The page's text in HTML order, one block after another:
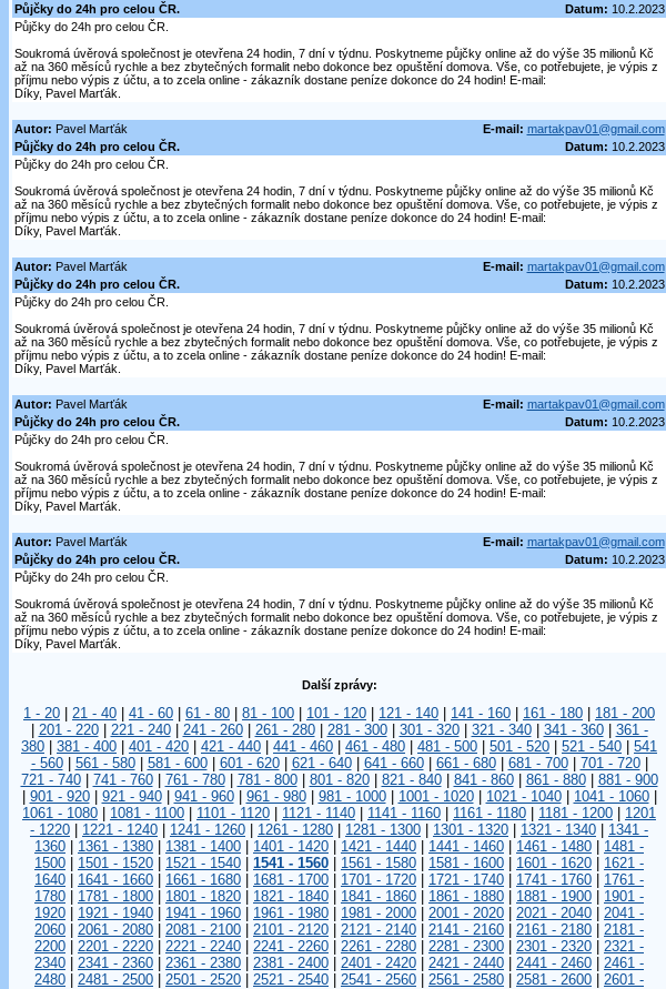
Půjčky do 24h pro celou ČR.
Datum: 10.2.2023
Půjčky do 24h pro celou ČR.
Soukromá úvěrová společnost je otevřena 24 hodin, 7 dní v týdnu. Poskytneme půjčky online až do výše 35 milionů Kč
až na 360 měsíců rychle a bez zbytečných formalit nebo dokonce bez opuštění domova. Vše, co potřebujete, je výpis z
příjmu nebo výpis z účtu, a to zcela online - zákazník dostane peníze dokonce do 24 hodin! E-mail:
Díky, Pavel Marťák.
Autor: Pavel Marťák E-mail: martakpav01@gmail.com
Půjčky do 24h pro celou ČR.
Datum: 10.2.2023
Půjčky do 24h pro celou ČR.
Soukromá úvěrová společnost je otevřena 24 hodin, 7 dní v týdnu. Poskytneme půjčky online až do výše 35 milionů Kč
až na 360 měsíců rychle a bez zbytečných formalit nebo dokonce bez opuštění domova. Vše, co potřebujete, je výpis z
příjmu nebo výpis z účtu, a to zcela online - zákazník dostane peníze dokonce do 24 hodin! E-mail:
Díky, Pavel Marťák.
Autor: Pavel Marťák E-mail: martakpav01@gmail.com
Půjčky do 24h pro celou ČR.
Datum: 10.2.2023
Půjčky do 24h pro celou ČR.
Soukromá úvěrová společnost je otevřena 24 hodin, 7 dní v týdnu. Poskytneme půjčky online až do výše 35 milionů Kč
až na 360 měsíců rychle a bez zbytečných formalit nebo dokonce bez opuštění domova. Vše, co potřebujete, je výpis z
příjmu nebo výpis z účtu, a to zcela online - zákazník dostane peníze dokonce do 24 hodin! E-mail:
Díky, Pavel Marťák.
Autor: Pavel Marťák E-mail: martakpav01@gmail.com
Půjčky do 24h pro celou ČR.
Datum: 10.2.2023
Půjčky do 24h pro celou ČR.
Soukromá úvěrová společnost je otevřena 24 hodin, 7 dní v týdnu. Poskytneme půjčky online až do výše 35 milionů Kč
až na 360 měsíců rychle a bez zbytečných formalit nebo dokonce bez opuštění domova. Vše, co potřebujete, je výpis z
příjmu nebo výpis z účtu, a to zcela online - zákazník dostane peníze dokonce do 24 hodin! E-mail:
Díky, Pavel Marťák.
Autor: Pavel Marťák E-mail: martakpav01@gmail.com
Půjčky do 24h pro celou ČR.
Datum: 10.2.2023
Půjčky do 24h pro celou ČR.
Soukromá úvěrová společnost je otevřena 24 hodin, 7 dní v týdnu. Poskytneme půjčky online až do výše 35 milionů Kč
až na 360 měsíců rychle a bez zbytečných formalit nebo dokonce bez opuštění domova. Vše, co potřebujete, je výpis z
příjmu nebo výpis z účtu, a to zcela online - zákazník dostane peníze dokonce do 24 hodin! E-mail:
Díky, Pavel Marťák.
Další zprávy:
1 - 20 21 - 40 41 - 60 61 - 80 81 - 100 101 - 120 121 - 140 141 - 160 161 - 180
181 - 200
201 - 220| 221 - 240| 241 - 260| 261 - 280| 281 - 300| 301 - 320| 321 - 340| 341 - 360| 361 -
380
381 - 400 401 - 420 421 - 440 441 - 460 461 - 480 481 - 500 501 - 520 521 - 540
541
- 560| 561 - 580| 581 - 600| 601 - 620| 621 - 640| 641 - 660| 661 - 680| 681 - 700| 701 - 720|
721 - 740| 741 - 760| 761 - 780| 781 - 800| 801 - 820| 821 - 840| 841 - 860| 861 - 880| 881 - 900
901 - 920| 921 - 940| 941 - 960| 961 - 980| 981 - 1000| 1001 - 1020| 1021 - 1040| 1041 - 1060|
1061 - 1080
1081 - 1100 1101 - 1120 1121 - 1140 1141 - 1160 1161 - 1180 1181 - 1200
1201
- 1220
1221 - 1240 1241 - 1260 1261 - 1280 1281 - 1300 1301 - 1320 1321 - 1340
1341 -
1360
1361 - 1380 1381 - 1400 1401 - 1420 1421 - 1440 1441 - 1460 1461 - 1480
1481 -
1500
1501 - 1520 1521 - 1540 1541 - 1560 1561 - 1580 1581 - 1600 1601 - 1620
1621 -
1640
1641 - 1660 1661 - 1680 1681 - 1700 1701 - 1720 1721 - 1740 1741 - 1760
1761 -
1780
1781 - 1800 1801 - 1820 1821 - 1840 1841 - 1860 1861 - 1880 1881 - 1900
1901 -
1920
1921 - 1940 1941 - 1960 1961 - 1980 1981 - 2000 2001 - 2020 2021 - 2040
2041 -
2060
2061 - 2080 2081 - 2100 2101 - 2120 2121 - 2140 2141 - 2160 2161 - 2180
2181 -
2200
2201 - 2220 2221 - 2240 2241 - 2260 2261 - 2280 2281 - 2300 2301 - 2320
2321 -
2340
2341 - 2360 2361 - 2380 2381 - 2400 2401 - 2420 2421 - 2440 2441 - 2460
2461 -
2480
2481 - 2500 2501 - 2520 2521 - 2540 2541 - 2560 2561 - 2580 2581 - 2600
2601 -